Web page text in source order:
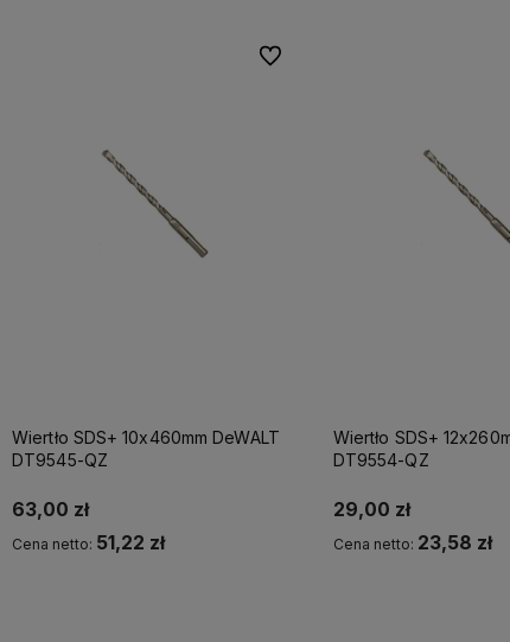
Wiertło SDS+ 10x460mm DeWALT
DT9545-QZ
63,00 zł
Cena netto: 51,22 zł
Do ulubionych
Wiertło SDS+
DT9554-QZ
29,00 zł
Cena netto: 23,58 zł